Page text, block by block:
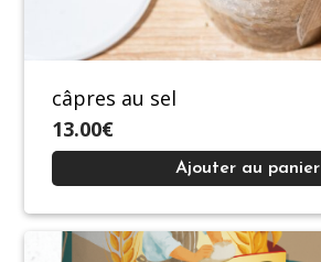
câpres au sel
13.00€
Ajouter au panier